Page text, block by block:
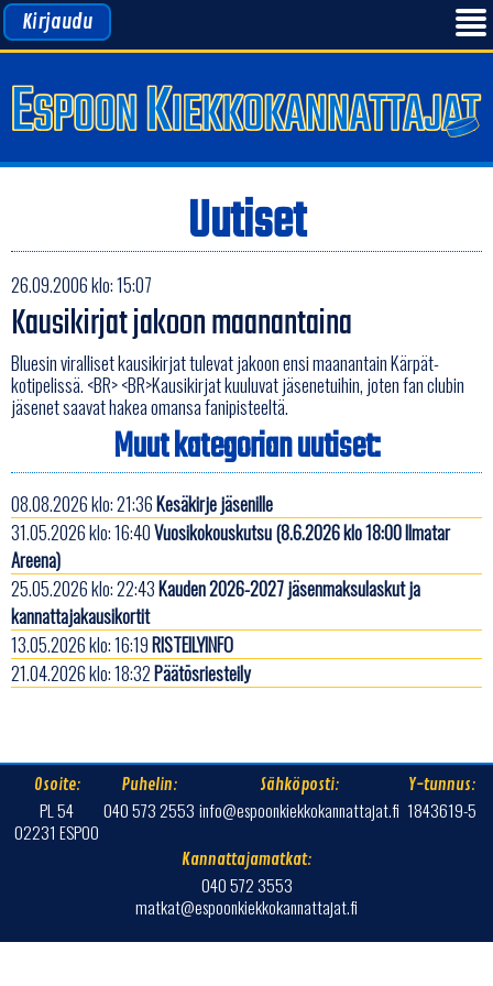
Kirjaudu
Uutiset
26.09.2006 klo: 15:07
Kausikirjat jakoon maanantaina
Bluesin viralliset kausikirjat tulevat jakoon ensi maanantain Kärpät-
kotipelissä. <BR> <BR>Kausikirjat kuuluvat jäsenetuihin, joten fan clubin
jäsenet saavat hakea omansa fanipisteeltä.
Muut kategorian uutiset:
08.08.2026 klo: 21:36Kesäkirje jäsenille
31.05.2026 klo: 16:40Vuosikokouskutsu (8.6.2026 klo 18:00 Ilmatar
Areena)
25.05.2026 klo: 22:43Kauden 2026-2027 jäsenmaksulaskut ja
kannattajakausikortit
13.05.2026 klo: 16:19RISTEILYINFO
21.04.2026 klo: 18:32Päätösriesteily
Osoite:
PL 54
02231 ESPOO
Puhelin:
040 573 2553
Sähköposti:
info@espoonkiekkokannattajat.fi
Y-tunnus:
1843619-5
Kannattajamatkat:
040 572 3553
matkat@espoonkiekkokannattajat.fi